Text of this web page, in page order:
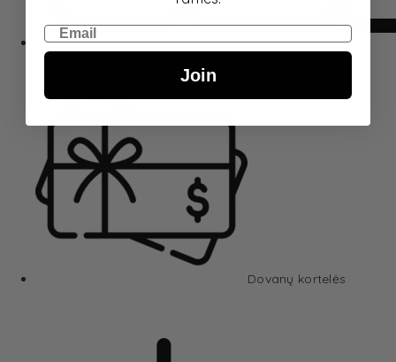
Dovanų kortelės
Email
Join